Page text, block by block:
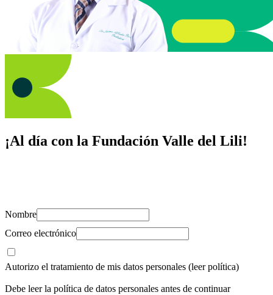
¡Al día con la Fundación Valle del Lili!
Nombre
Correo electrónico
Autorizo el tratamiento de mis datos personales (leer política)
Debe leer la política de datos personales antes de continuar